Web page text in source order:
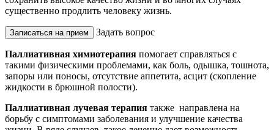
существенно продлить человеку жизнь.
Записаться на прием Задать вопрос
Паллиативная химиотерапия помогает справляться с
такими физическими проблемами, как боль, одышка, тошнота,
запоры или поносы, отсутствие аппетита, асцит (скопление
жидкости в брюшной полости).
Паллиативная лучевая терапия также направлена ​​на
борьбу с симптомами заболевания и улучшение качества